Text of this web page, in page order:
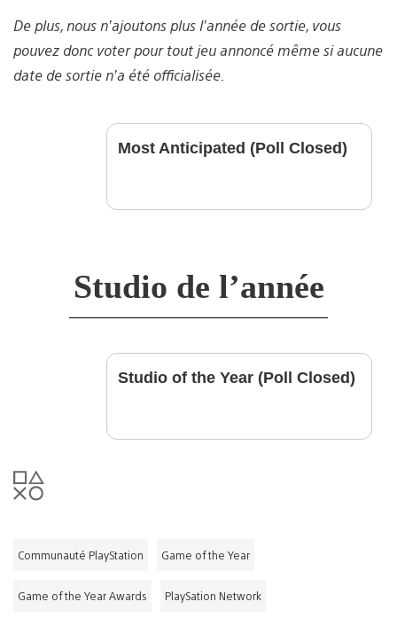
De plus, nous n’ajoutons plus l’année de sortie, vous
pouvez donc voter pour tout jeu annoncé même si aucune
date de sortie n’a été officialisée.
Most Anticipated (Poll Closed)
Studio de l’année
Studio of the Year (Poll Closed)
Communauté PlayStation Game of the Year
Game of the Year Awards PlaySation Network